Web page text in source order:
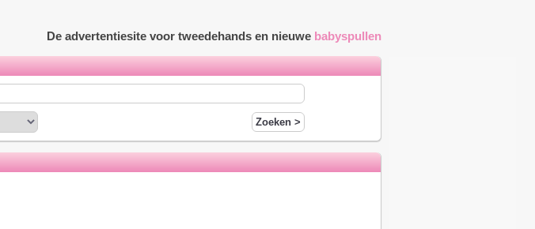
De advertentiesite voor tweedehands en nieuwe babyspullen